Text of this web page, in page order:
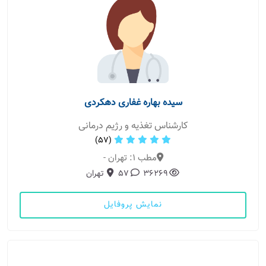
سیده بهاره غفاری دهکردی
کارشناس تغذیه و رژیم درمانی
(57)
مطب 1: تهران -
36269
57 تهران
نمایش پروفایل